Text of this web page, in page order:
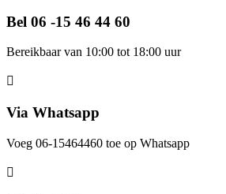
Bel 06 -15 46 44 60
Bereikbaar van 10:00 tot 18:00 uur
Via Whatsapp
Voeg 06-15464460 toe op Whatsapp